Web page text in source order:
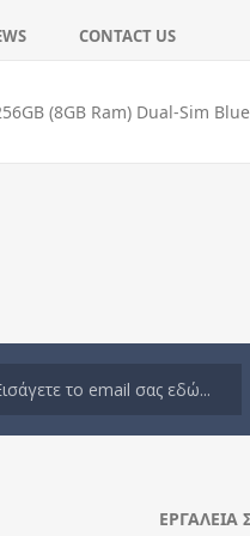
CONTACT US
(8GB Ram) Dual-Sim
ΕΡΓΑΛΕΊΑ